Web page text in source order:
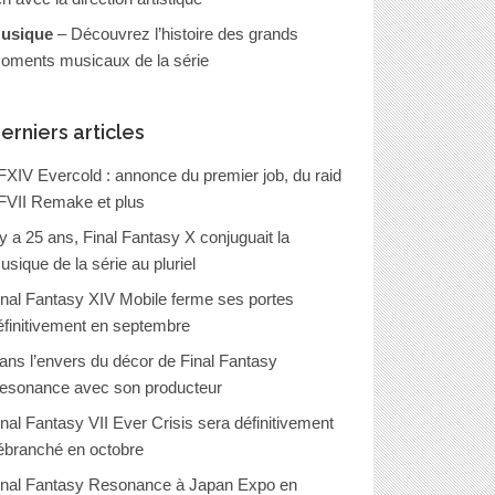
– Découvrez l’histoire des grands
musicaux de la série
articles
Evercold : annonce du premier job, du raid
Remake et plus
a 25 ans, Final Fantasy X conjuguait la
de la série au pluriel
Fantasy XIV Mobile ferme ses portes
en septembre
l’envers du décor de Final Fantasy
avec son producteur
Fantasy VII Ever Crisis sera définitivement
en octobre
Fantasy Resonance à Japan Expo en